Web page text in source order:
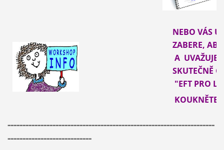
NEBO VÁS
ZABERE,
A
SKUTEČNĚ
"EFT PRO
KOUKNĚTE
---------------------------------------------------------------------
----------------------------